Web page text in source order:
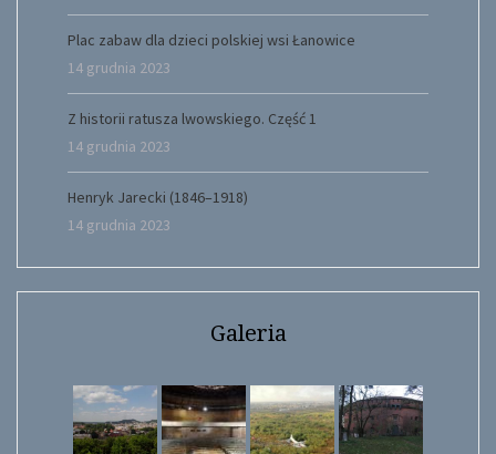
Plac zabaw dla dzieci polskiej wsi Łanowice
14 grudnia 2023
Z historii ratusza lwowskiego. Część 1
14 grudnia 2023
Henryk Jarecki (1846–1918)
14 grudnia 2023
Galeria